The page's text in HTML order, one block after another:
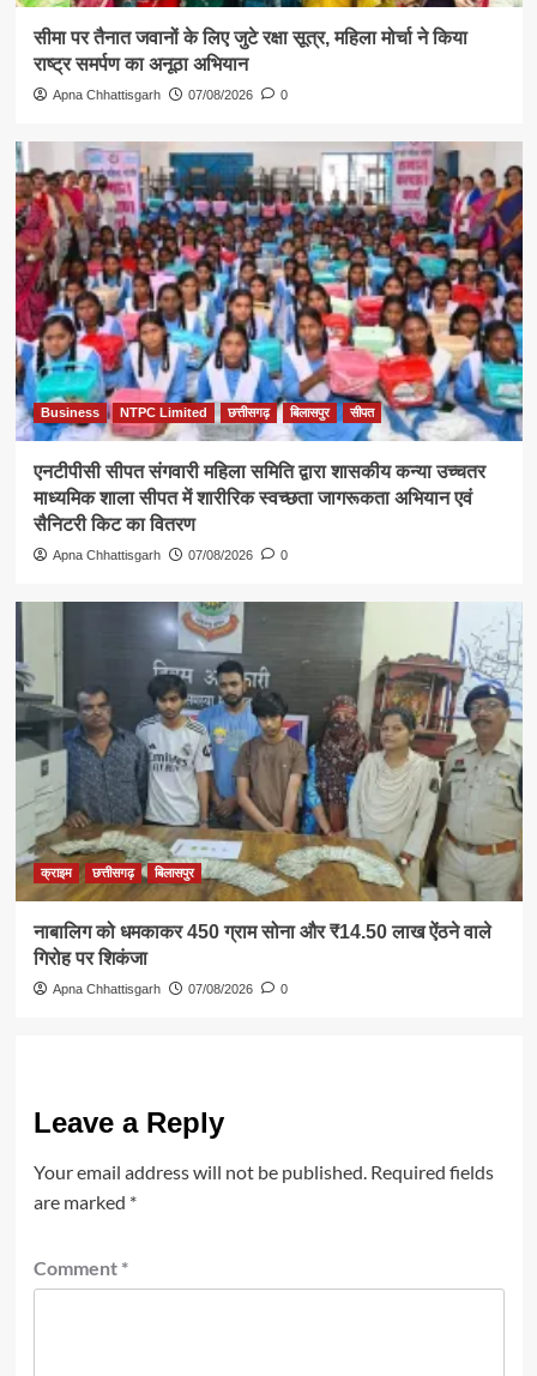
सीमा पर तैनात जवानों के लिए जुटे रक्षा सूत्र, महिला मोर्चा ने किया
राष्ट्र समर्पण का अनूठा अभियान
Apna Chhattisgarh 07/08/2026 0
Business NTPC Limited छत्तीसगढ़ बिलासपुर सीपत
एनटीपीसी सीपत संगवारी महिला समिति द्वारा शासकीय कन्या उच्चतर
माध्यमिक शाला सीपत में शारीरिक स्वच्छता जागरूकता अभियान एवं
सैनिटरी किट का वितरण
Apna Chhattisgarh 07/08/2026 0
क्राइम छत्तीसगढ़ बिलासपुर
नाबालिग को धमकाकर 450 ग्राम सोना और ₹14.50 लाख ऐंठने वाले
गिरोह पर शिकंजा
Apna Chhattisgarh 07/08/2026 0
Leave a Reply
Your email address will not be published. Required fields
are marked *
Comment *